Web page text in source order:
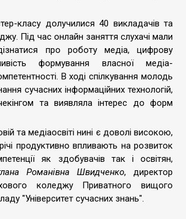
класу долучилися 40 викладачів та
Під час онлайн заняття слухачі мали
про роботу медіа, цифрову
формування власної медіа-
В ході спілкування молодь
сучасних інформаційних технологій,
та виявляла інтерес до форм
та медіаосвіті нині є доволі високою,
продуктивно впливають на розвиток
як здобувачів так і освітян,
Романівна Швидченко, директор
коледжу Приватного вищого
"Університет сучасних знань".